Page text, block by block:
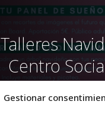
Gestionar
Talleres
Centro